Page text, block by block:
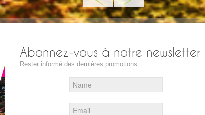
Abonnez-vous à notre newsletter
Rester informé des dernières promotions